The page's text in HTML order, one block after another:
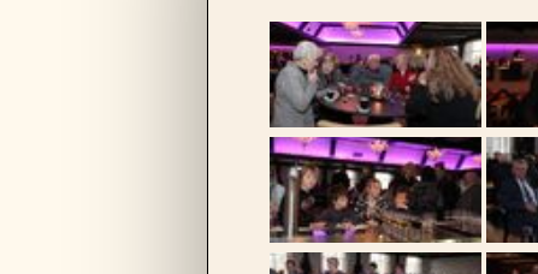
Bericht
navigatie